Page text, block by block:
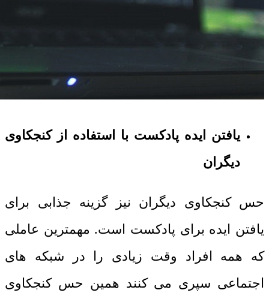
یافتن ایده پادکست با استفاده از کنجکاوی
دیگران
حس کنجکاوی دیگران نیز گزینه جذابی برای
یافتن ایده برای پادکست است. مهمترین عاملی
که همه افراد وقت زیادی را در شبکه های
اجتماعی سپری می کنند همین حس کنجکاوی